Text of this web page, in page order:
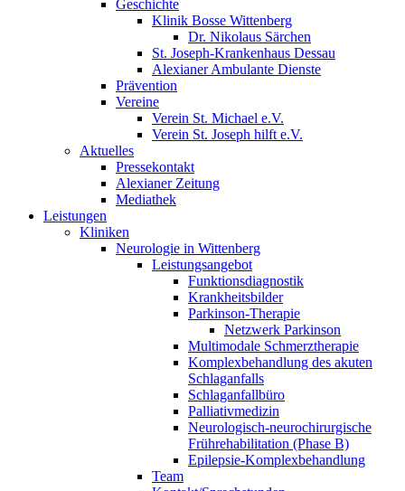
Geschichte
Klinik Bosse Wittenberg
Dr. Nikolaus Särchen
St. Joseph-Krankenhaus Dessau
Alexianer Ambulante Dienste
Prävention
Vereine
Verein St. Michael e.V.
Verein St. Joseph hilft e.V.
Aktuelles
Pressekontakt
Alexianer Zeitung
Mediathek
Leistungen
Kliniken
Neurologie in Wittenberg
Leistungsangebot
Funktionsdiagnostik
Krankheitsbilder
Parkinson-Therapie
Netzwerk Parkinson
Multimodale Schmerztherapie
Komplexbehandlung des akuten
Schlaganfalls
Schlaganfallbüro
Palliativmedizin
Neurologisch-neurochirurgische
Frührehabilitation (Phase B)
Epilepsie-Komplexbehandlung
Team